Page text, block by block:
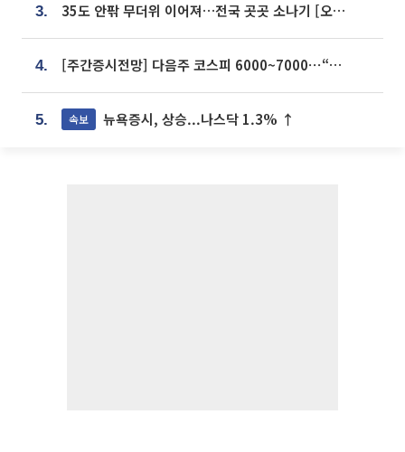
3. 35도 안팎 무더위 이어져…전국 곳곳 소나기 [오늘 날씨]
4. [주간증시전망] 다음주 코스피 6000~7000⋯“外人 수급은 정책이 변수”
5. 속보 뉴욕증시, 상승...나스닥 1.3% ↑